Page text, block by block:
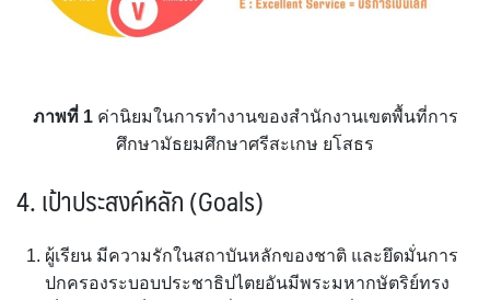
ภาพที่ 1 ค่านิยมในการทำงานของสำนักงานเขตพื้นที่การ
ศึกษามัธยมศึกษาศรีสะเกษ ยโสธร
4.เป้าประสงค์หลัก(Goals)
ผู้เรียน มีความรักในสถาบันหลักของชาติ และยึดมั่นการ
ปกครองระบอบประชาธิปไตยอันมีพระมหากษัตริย์ทรง